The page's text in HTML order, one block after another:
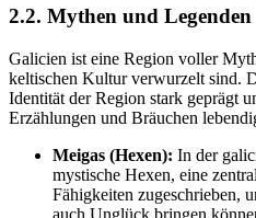
2.2. Mythen und Legenden
Galicien ist eine Region voller
keltischen Kultur verwurzelt sind.
Identität der Region stark geprägt
Erzählungen und Bräuchen
Meigas (Hexen): In der
mystische Hexen, eine
Fähigkeiten zugeschrieben,